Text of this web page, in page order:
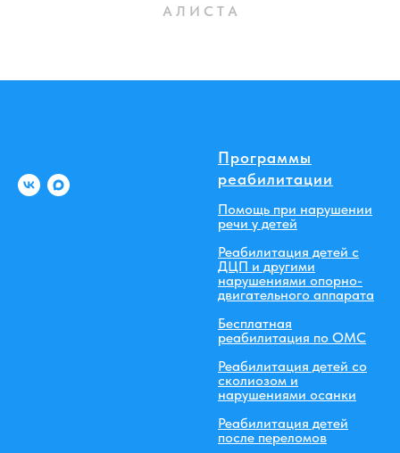
А Л И С Т А
Программы
реабилитации
Помощь при нарушении
речи у детей
Реабилитация детей с
ДЦП и другими
нарушениями опорно-
двигательного аппарата
Бесплатная
реабилитация по ОМС
Реабилитация детей со
сколиозом и
нарушениями осанки
Реабилитация детей
после переломов